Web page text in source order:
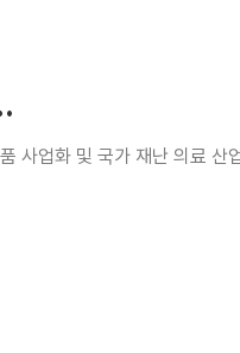
사업화 및 국가 재난 의료 산